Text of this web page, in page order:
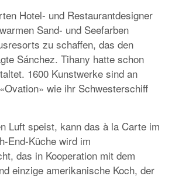
Hotel- und Restaurantdesigner
Sand- und Seefarben
zu schaffen, das den
Sánchez. Tihany hatte schon
1600 Kunstwerke sind an
wie ihr Schwesterschiff
Luft speist, kann das à la Carte im
End-Küche wird im
das in Kooperation mit dem
einzige amerikanische Koch, der
SPECIALS
«NORWEGIAN BREAKAWAY» FÄHRT IM